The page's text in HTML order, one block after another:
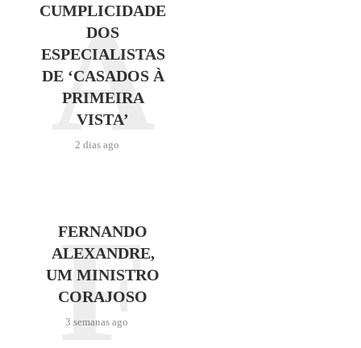
CUMPLICIDADE
DOS
ESPECIALISTAS
DE ‘CASADOS À
PRIMEIRA
VISTA’
2 dias ago
A
FERNANDO
ALEXANDRE,
UM MINISTRO
CORAJOSO
3 semanas ago
F